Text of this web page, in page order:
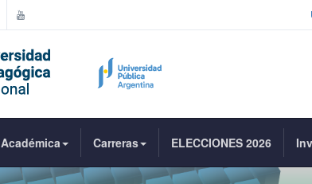
Académica Carreras ELECCIONES 2026